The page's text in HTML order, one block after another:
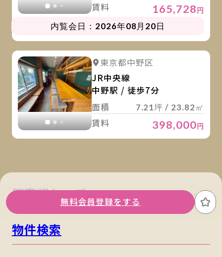
賃料 165,728円
内覧会日：2026年08月20日
詳細を見る
東京都中野区
JR中央線
中野駅 / 徒歩7分
面積
7.21坪 / 23.82㎡
賃料 398,000円
無料会員登録をする お
関東版トップ 関西版トップ
物件検索